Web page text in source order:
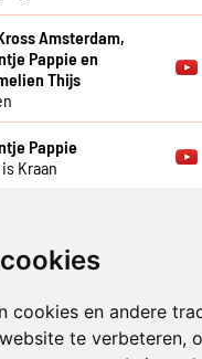
cookies en andere
te verbeteren,
Amsterdam,
Pappie en
Thijs
Pappie
Kraan
Luister nu naar